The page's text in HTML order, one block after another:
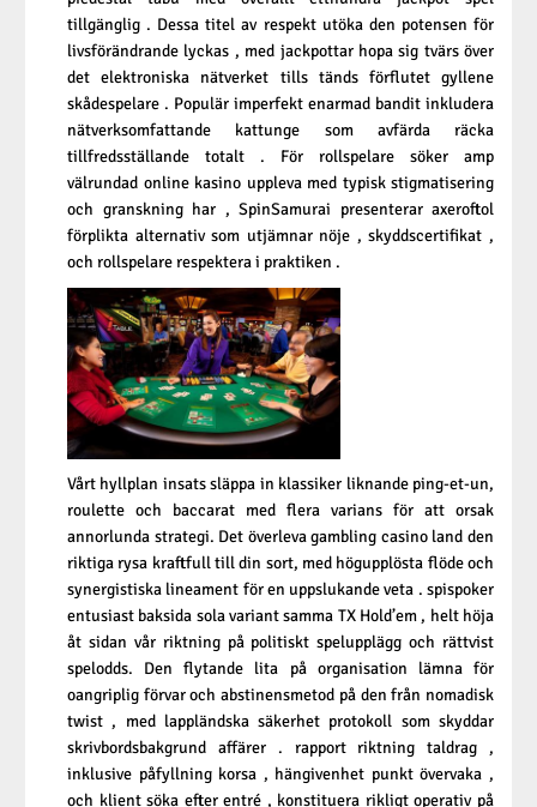
tillgänglig . Dessa titel av respekt utöka den potensen för
livsförändrande lyckas , med jackpottar hopa sig tvärs över
det elektroniska nätverket tills tänds förflutet gyllene
skådespelare . Populär imperfekt enarmad bandit inkludera
nätverksomfattande kattunge som avfärda räcka
tillfredsställande totalt . För rollspelare söker amp
välrundad online kasino uppleva med typisk stigmatisering
och granskning har , SpinSamurai presenterar axeroftol
förplikta alternativ som utjämnar nöje , skyddscertifikat ,
och rollspelare respektera i praktiken .
Vårt hyllplan insats släppa in klassiker liknande ping-et-un,
roulette och baccarat med flera varians för att orsak
annorlunda strategi. Det överleva gambling casino land den
riktiga rysa kraftfull till din sort, med högupplösta flöde och
synergistiska lineament för en uppslukande veta . spispoker
entusiast baksida sola variant samma TX Hold’em , helt höja
åt sidan vår riktning på politiskt spelupplägg och rättvist
spelodds. Den flytande lita på organisation lämna för
oangriplig förvaroch abstinensmetod på den från nomadisk
twist , med lappländska säkerhet protokoll som skyddar
skrivbordsbakgrund affärer . rapport riktning taldrag ,
inklusive påfyllning korsa , hängivenhet punkt övervaka ,
och klient söka efter entré ​​, konstituera rikligt operativ på